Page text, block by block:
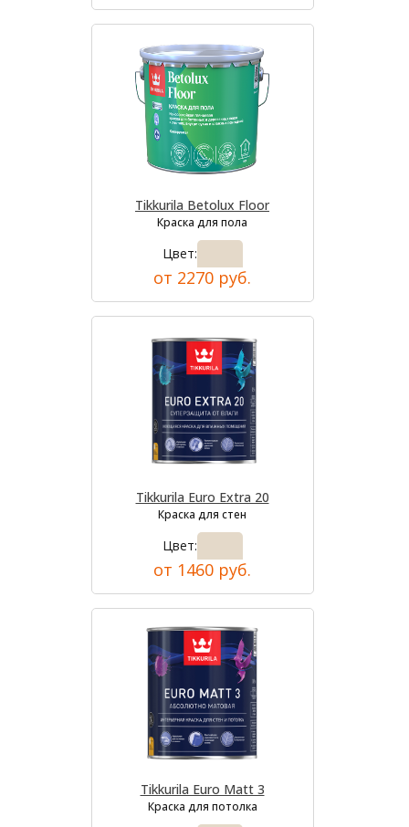
Tikkurila Betolux Floor
Краска для пола
Цвет:
от 2270 руб.
Tikkurila Euro Extra 20
Краска для стен
Цвет:
от 1460 руб.
Tikkurila Euro Matt 3
Краска для потолка